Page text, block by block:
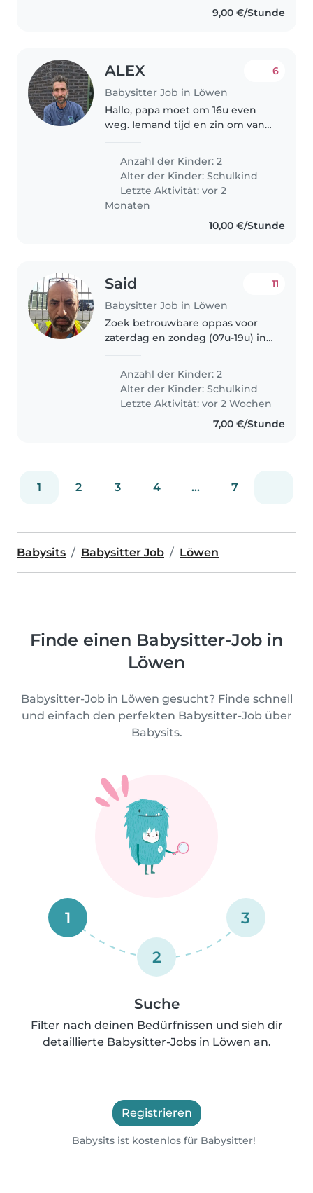
9,00 €/Stunde
ALEX
Babysitter Job in Löwen
6
Hallo, papa moet om 16u even
weg. Iemand tijd en zin om van
te blijven? Thx, Alex.
Anzahl der Kinder: 2
Alter der Kinder:Schulkind
Letzte Aktivität: vor 2
Monaten
10,00 €/Stunde
Said
Babysitter Job in Löwen
11
Zoek betrouwbare oppas voor
zaterdag en zondag (07u-19u) in
Unaisa) 8 en 9 jaar Taken:
maaltijden, spelen in de
tuin/zwembad, rust bewarend.
Anzahl der Kinder: 2
Alter der Kinder:Schulkind
Letzte Aktivität: vor 2 Wochen
7,00 €/Stunde
1 2 3 4 ... 7
Babysits Babysitter Job Löwen
Finde einen Babysitter-Job in
Löwen
Babysitter-Job in Löwen gesucht? Finde schnell
und einfach den perfekten Babysitter-Job über
Babysits.
1
2
3
Suche
Filter nach deinen Bedürfnissen und sieh dir
detaillierte Babysitter-Jobs in Löwen an.
Registrieren
Babysits ist kostenlos für Babysitter!